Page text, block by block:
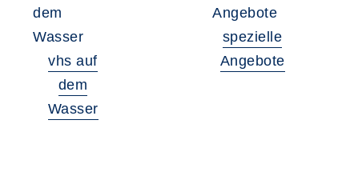
vhs auf
dem
Wasser
spezielle
Angebote